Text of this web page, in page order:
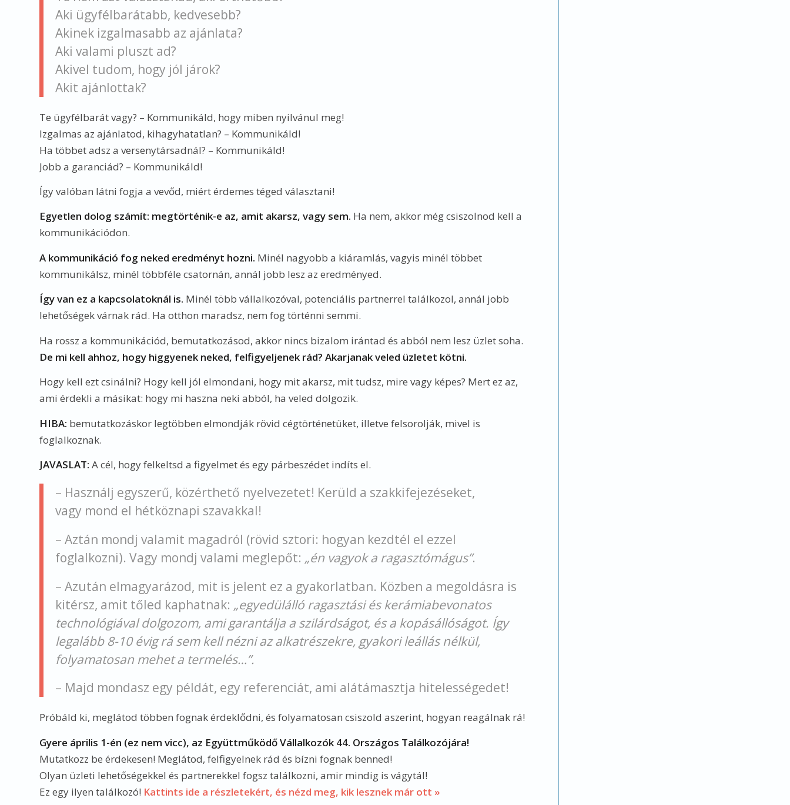
Aki ügyfélbarátabb, kedvesebb?
Akinek izgalmasabb az ajánlata?
Aki valami pluszt ad?
Akivel tudom, hogy jól járok?
Akit ajánlottak?
Te ügyfélbarát vagy? – Kommunikáld, hogy miben nyilvánul meg!
Izgalmas az ajánlatod, kihagyhatatlan? – Kommunikáld!
Ha többet adsz a versenytársadnál? – Kommunikáld!
Jobb a garanciád? – Kommunikáld!
Így valóban látni fogja a vevőd, miért érdemes téged választani!
Egyetlen dolog számít: megtörténik-e az, amit akarsz, vagy sem. Ha nem, akkor még csiszolnod kell a
kommunikációdon.
A kommunikáció fog neked eredményt hozni. Minél nagyobb a kiáramlás, vagyis minél többet
kommunikálsz, minél többféle csatornán, annál jobb lesz az eredményed.
Így van ez a kapcsolatoknál is. Minél több vállalkozóval, potenciális partnerrel találkozol, annál jobb
lehetőségek várnak rád. Ha otthon maradsz, nem fog történni semmi.
Ha rossz a kommunikációd, bemutatkozásod, akkor nincs bizalom irántad és abból nem lesz üzlet soha.
De mi kell ahhoz, hogy higgyenek neked, felfigyeljenek rád? Akarjanak veled üzletet kötni.
Hogy kell ezt csinálni? Hogy kell jól elmondani, hogy mit akarsz, mit tudsz, mire vagy képes? Mert ez az,
ami érdekli a másikat: hogy mi haszna neki abból, ha veled dolgozik.
HIBA: bemutatkozáskor legtöbben elmondják rövid cégtörténetüket, illetve felsorolják, mivel is
foglalkoznak.
JAVASLAT: A cél, hogy felkeltsd a figyelmet és egy párbeszédet indíts el.
– Használj egyszerű, közérthető nyelvezetet! Kerüld a szakkifejezéseket,
vagy mond el hétköznapi szavakkal!
– Aztán mondj valamit magadról (rövid sztori: hogyan kezdtél el ezzel
foglalkozni). Vagy mondj valami meglepőt: „én vagyok a ragasztómágus”.
– Azután elmagyarázod, mit is jelent ez a gyakorlatban. Közben a megoldásra is
kitérsz, amit tőled kaphatnak: „egyedülálló ragasztási és kerámiabevonatos
technológiával dolgozom, ami garantálja a szilárdságot, és a kopásállóságot. Így
legalább 8-10 évig rá sem kell nézni az alkatrészekre, gyakori leállás nélkül,
folyamatosan mehet a termelés…”.
– Majd mondasz egy példát, egy referenciát, ami alátámasztja hitelességedet!
Próbáld ki, meglátod többen fognak érdeklődni, és folyamatosan csiszold aszerint, hogyan reagálnak rá!
Gyere április 1-én (ez nem vicc), az Együttműködő Vállalkozók 44. Országos Találkozójára!
Mutatkozz be érdekesen! Meglátod, felfigyelnek rád és bízni fognak benned!
Olyan üzleti lehetőségekkel és partnerekkel fogsz találkozni, amir mindig is vágytál!
Ez egy ilyen találkozó! Kattints ide a részletekért, és nézd meg, kik lesznek már ott »